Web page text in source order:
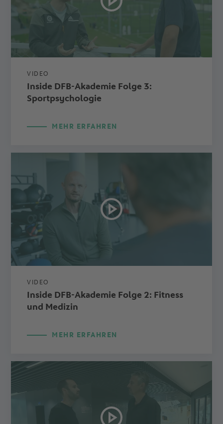
VIDEO
Inside DFB-Akademie Folge 3:
Sportpsychologie
MEHR ERFAHREN
VIDEO
Inside DFB-Akademie Folge 2: Fitness
und Medizin
MEHR ERFAHREN